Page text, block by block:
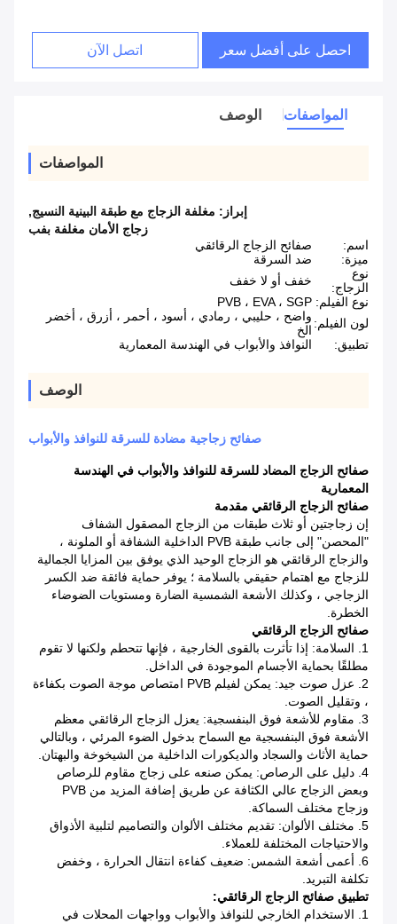
احصل على أفضل سعر اتصل الآن
المواصفات الوصف
المواصفات
إبراز: مغلفة الزجاج مع طبقة البينية النسيج,
زجاج الأمان مغلفة بفب
اسم:
صفائح الزجاج الرقائقي
ميزة:
ضد السرقة
نوع
الزجاج:
خفف أو لا خفف
نوع الفيلم: PVB ، EVA ، SGP
لون الفيلم: واضح ، حليبي ، رمادي ، أسود ، أحمر ، أزرق ، أخضر
الخ
تطبيق:
النوافذ والأبواب في الهندسة المعمارية
الوصف
صفائح زجاجية مضادة للسرقة للنوافذ والأبواب
صفائح الزجاج المضاد للسرقة للنوافذ والأبواب في الهندسة
المعمارية
صفائح الزجاج الرقائقي مقدمة
إن زجاجتين أو ثلاث طبقات من الزجاج المصقول الشفاف
"المحصن" إلى جانب طبقة PVB الداخلية الشفافة أو الملونة ،
والزجاج الرقائقي هو الزجاج الوحيد الذي يوفق بين المزايا الجمالية
للزجاج مع اهتمام حقيقي بالسلامة ؛ يوفر حماية فائقة ضد الكسر
الزجاجي ، وكذلك الأشعة الشمسية الضارة ومستويات الضوضاء
الخطرة.
صفائح الزجاج الرقائقي
1. السلامة: إذا تأثرت بالقوى الخارجية ، فإنها تتحطم ولكنها لا تقوم
مطلقًا بحماية الأجسام الموجودة في الداخل.
2. عزل صوت جيد: يمكن لفيلم PVB امتصاص موجة الصوت بكفاءة
، وتقليل الصوت.
3. مقاوم للأشعة فوق البنفسجية: يعزل الزجاج الرقائقي معظم
الأشعة فوق البنفسجية مع السماح بدخول الضوء المرئي ، وبالتالي
حماية الأثاث والسجاد والديكورات الداخلية من الشيخوخة والبهتان.
4. دليل على الرصاص: يمكن صنعه على زجاج مقاوم للرصاص
وبعض الزجاج عالي الكثافة عن طريق إضافة المزيد من PVB
وزجاج مختلف السماكة.
5. مختلف الألوان: تقديم مختلف الألوان والتصاميم لتلبية الأذواق
والاحتياجات المختلفة للعملاء.
6. أعمى أشعة الشمس: ضعيف كفاءة انتقال الحرارة ، وخفض
تكلفة التبريد.
تطبيق صفائح الزجاج الرقائقي:
1. الاستخدام الخارجي للنوافذ والأبواب وواجهات المحلات في